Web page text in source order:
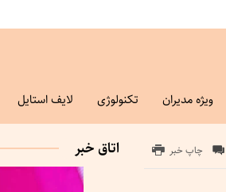
ویژه مدیران تکنولوژی لایف استایل
چاپ خبر اتاق خبر